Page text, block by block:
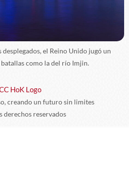
el Reino Unido jugó un
como la del río Imjin.
creando un futuro sin limites
derechos reservados